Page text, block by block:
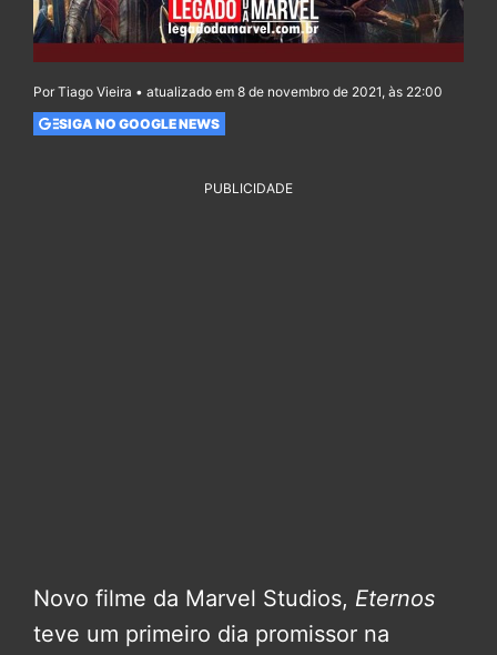
Por Tiago Vieira • atualizado em 8 de novembro de 2021, às 22:00
SIGA NO GOOGLE NEWS
PUBLICIDADE
Novo filme da Marvel Studios, Eternos
teve um primeiro dia promissor na